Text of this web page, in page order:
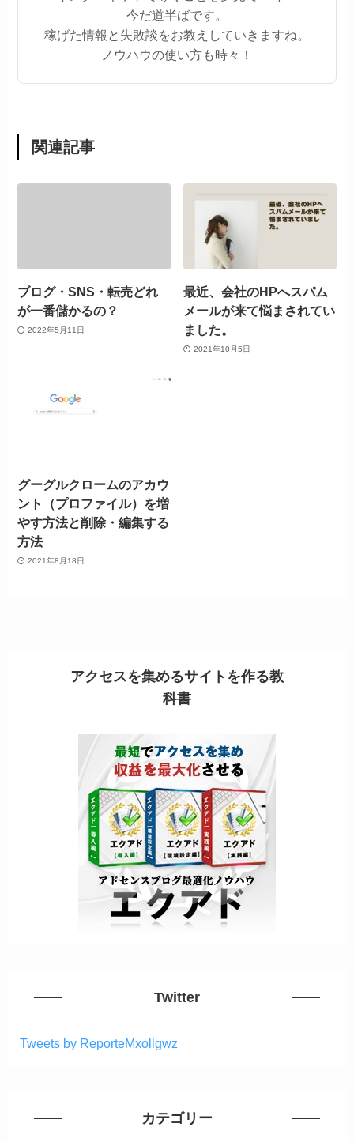
今だ道半ばです。
稼げた情報と失敗談をお教えしていきますね。
ノウハウの使い方も時々！
関連記事
ブログ・SNS・転売どれ
が一番儲かるの？
2022年5月11日
最近、会社のHPへスパム
メールが来て悩まされてい
ました。
2021年10月5日
グーグルクロームのアカウ
ント（プロファイル）を増
やす方法と削除・編集する
方法
2021年8月18日
アクセスを集めるサイトを作る教
科書
Twitter
Tweets by ReporteMxollgwz
カテゴリー